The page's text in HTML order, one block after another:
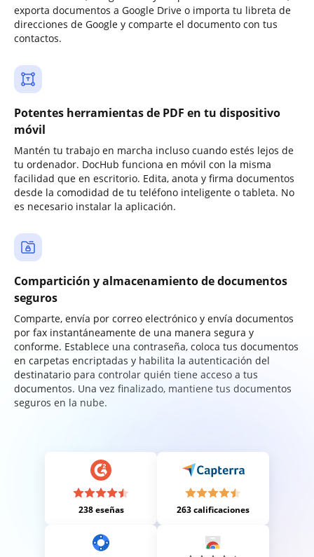
exporta documentos a Google Drive o importa tu libreta de
direcciones de Google y comparte el documento con tus
contactos.
Potentes herramientas de PDF en tu dispositivo
móvil
Mantén tu trabajo en marcha incluso cuando estés lejos de
tu ordenador. DocHub funciona en móvil con la misma
facilidad que en escritorio. Edita, anota y firma documentos
desde la comodidad de tu teléfono inteligente o tableta. No
es necesario instalar la aplicación.
Compartición y almacenamiento de documentos
seguros
Comparte, envía por correo electrónico y envía documentos
por fax instantáneamente de una manera segura y
conforme. Establece una contraseña, coloca tus documentos
en carpetas encriptadas y habilita la autenticación del
destinatario para controlar quién tiene acceso a tus
documentos. Una vez finalizado, mantiene tus documentos
seguros en la nube.
238 eseñas 263 calificaciones